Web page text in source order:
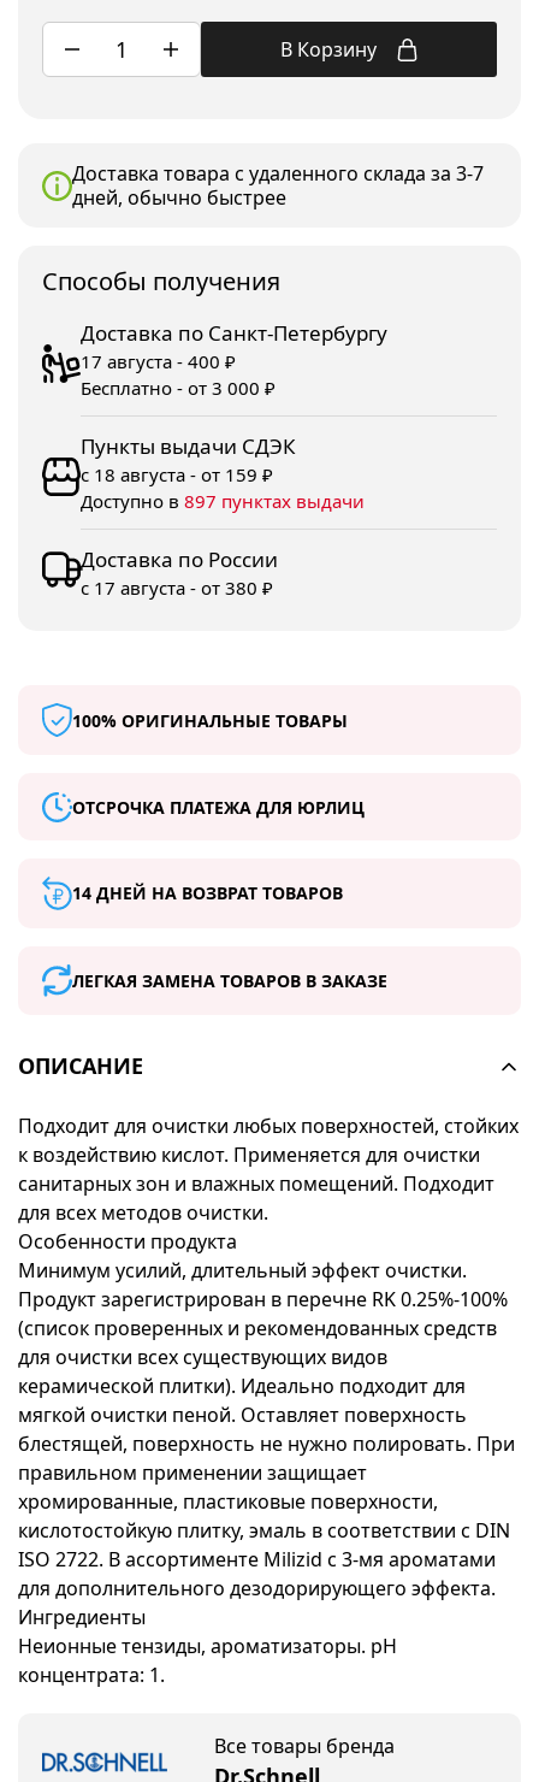
В Корзину
Доставка товара с удаленного склада за 3-7
дней, обычно быстрее
Споcобы получения
Доставка по Санкт-Петербургу
17 августа - 400 ₽
Бесплатно - от 3 000 ₽
Пункты выдачи СДЭК
с 18 августа - от 159 ₽
Доступно в 897 пунктах выдачи
Доставка по России
с 17 августа - от 380 ₽
100% ОРИГИНАЛЬНЫЕ ТОВАРЫ
ОТСРОЧКА ПЛАТЕЖА ДЛЯ ЮРЛИЦ
14 ДНЕЙ НА ВОЗВРАТ ТОВАРОВ
ЛЕГКАЯ ЗАМЕНА ТОВАРОВ В ЗАКАЗЕ
ОПИСАНИЕ
Подходит для очистки любых поверхностей, стойких
к воздействию кислот. Применяется для очистки
санитарных зон и влажных помещений. Подходит
для всех методов очистки.
Особенности продукта
Минимум усилий, длительный эффект очистки.
Продукт зарегистрирован в перечне RK 0.25%-100%
(список проверенных и рекомендованных средств
для очистки всех существующих видов
керамической плитки). Идеально подходит для
мягкой очистки пеной. Оставляет поверхность
блестящей, поверхность не нужно полировать. При
правильном применении защищает
хромированные, пластиковые поверхности,
кислотостойкую плитку, эмаль в соответствии с DIN
ISO 2722. В ассортименте Milizid с 3-мя ароматами
для дополнительного дезодорирующего эффекта.
Ингредиенты
Неионные тензиды, ароматизаторы. pH
концентрата: 1.
Все товары бренда